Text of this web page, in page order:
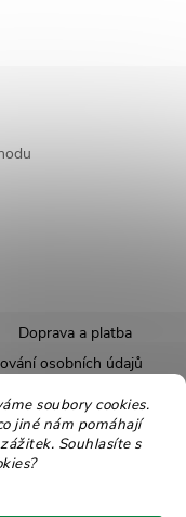
soubory cookies.
jiné nám pomáhají
Souhlasíte s
Doprava a platba
osobních údajů
Recepty
Moje objednávka
Upravit nastavení